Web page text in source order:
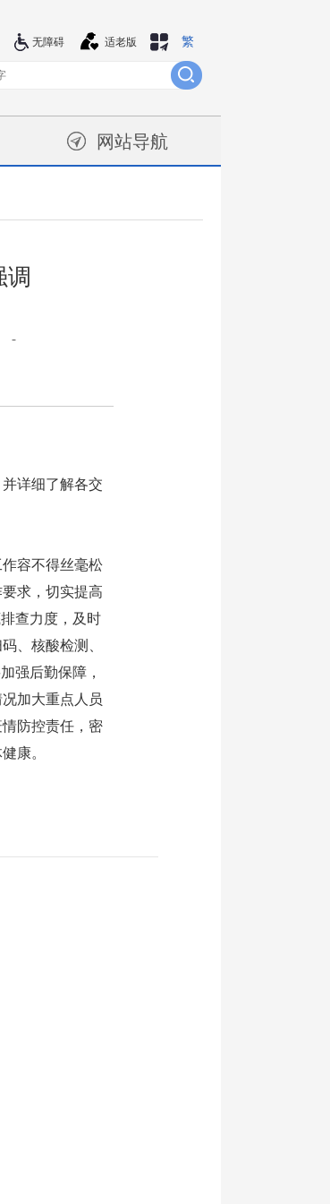
繁
适老版
无障碍
网站导航
-
详细了解各交
容不得丝毫松
求，切实提高
查力度，及时
、核酸检测、
强后勤保障，
加大重点人员
防控责任，密
康。